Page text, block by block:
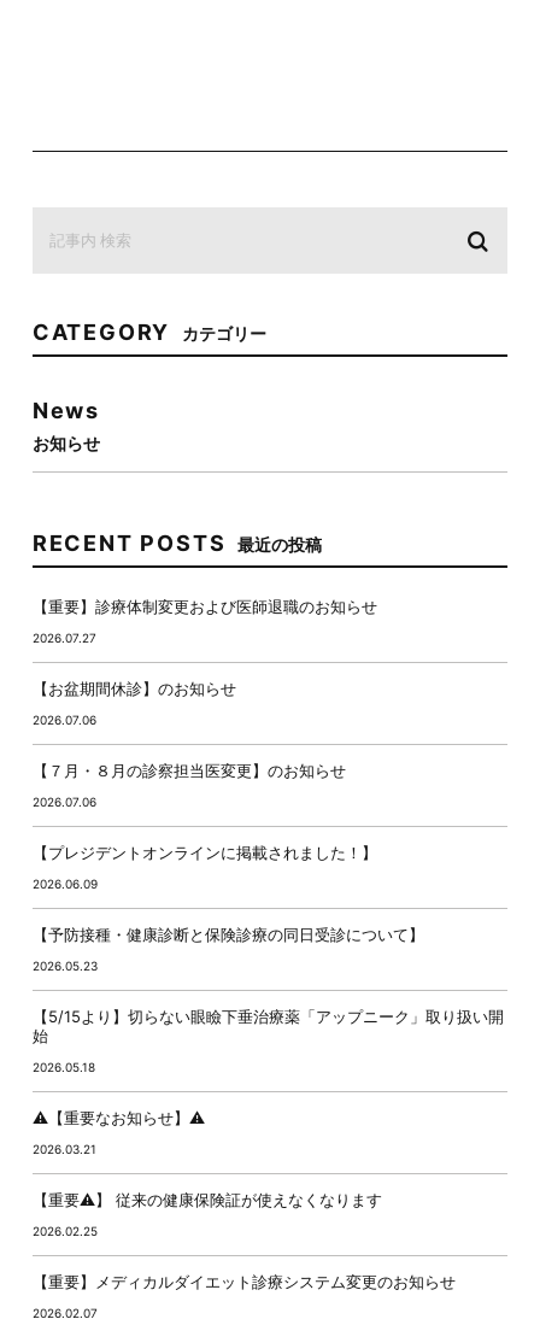
CATEGORY カテゴリー
News
お知らせ
RECENT POSTS 最近の投稿
【重要】診療体制変更および医師退職のお知らせ
2026.07.27
【お盆期間休診】のお知らせ
2026.07.06
【７月・８月の診察担当医変更】のお知らせ
2026.07.06
【プレジデントオンラインに掲載されました！】
2026.06.09
【予防接種・健康診断と保険診療の同日受診について】
2026.05.23
【5/15より】切らない眼瞼下垂治療薬「アップニーク」取り扱い開
始
2026.05.18
⚠️【重要なお知らせ】⚠️
2026.03.21
【重要⚠️】 従来の健康保険証が使えなくなります
2026.02.25
【重要】メディカルダイエット診療システム変更のお知らせ
2026.02.07